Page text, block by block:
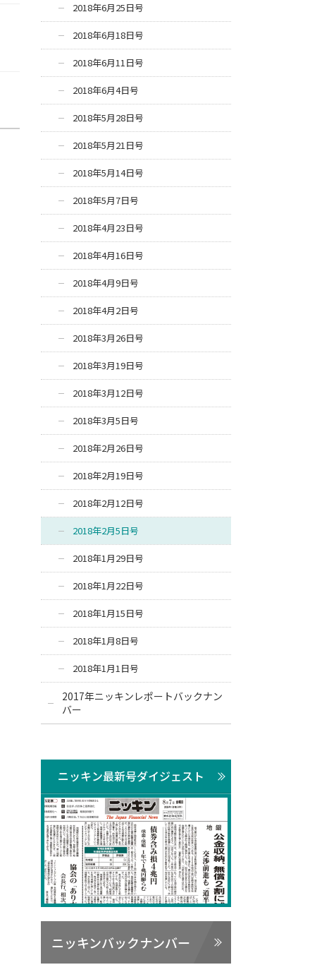
2018年6月25日号
2018年6月18日号
2018年6月11日号
2018年6月4日号
2018年5月28日号
2018年5月21日号
2018年5月14日号
2018年5月7日号
2018年4月23日号
2018年4月16日号
2018年4月9日号
2018年4月2日号
2018年3月26日号
2018年3月19日号
2018年3月12日号
2018年3月5日号
2018年2月26日号
2018年2月19日号
2018年2月12日号
2018年2月5日号
2018年1月29日号
2018年1月22日号
2018年1月15日号
2018年1月8日号
2018年1月1日号
2017年ニッキンレポートバックナン
バー
ニッキン最新号ダイジェスト
ニッキンバックナンバー